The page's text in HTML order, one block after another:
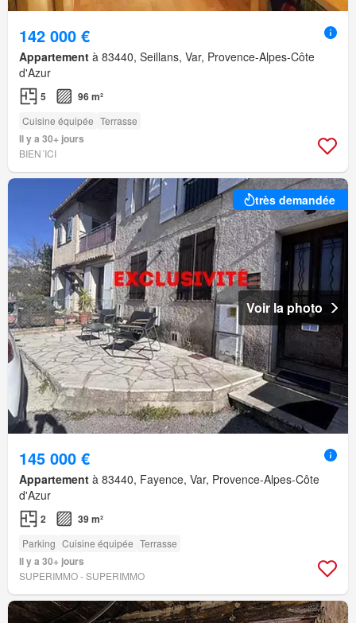
142 000 €
Appartement à 83440, Seillans, Var, Provence-Alpes-Côte
d'Azur
5 96 m²
Cuisine équipée Terrasse
Il y a 30+ jours
BIEN´ICI
très demandée
Voir la photo
145 000 €
Appartement à 83440, Fayence, Var, Provence-Alpes-Côte
d'Azur
2 39 m²
Parking Cuisine équipée Terrasse
Il y a 30+ jours
SUPERIMMO - SUPERIMMO